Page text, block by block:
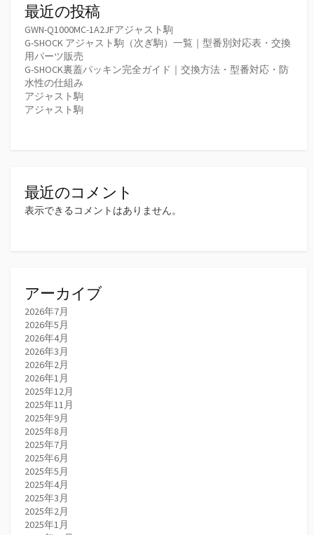
最近の投稿
GWN-Q1000MC-1A2JFアジャスト駒
G-SHOCK アジャスト駒（次ぎ駒）一覧｜型番別対応表・交換
用パーツ販売
G-SHOCK裏蓋パッキン完全ガイド｜交換方法・型番対応・防
水性の仕組み
アジャスト駒
アジャスト駒
最近のコメント
表示できるコメントはありません。
アーカイブ
2026年7月
2026年5月
2026年4月
2026年3月
2026年2月
2026年1月
2025年12月
2025年11月
2025年9月
2025年8月
2025年7月
2025年6月
2025年5月
2025年4月
2025年3月
2025年2月
2025年1月